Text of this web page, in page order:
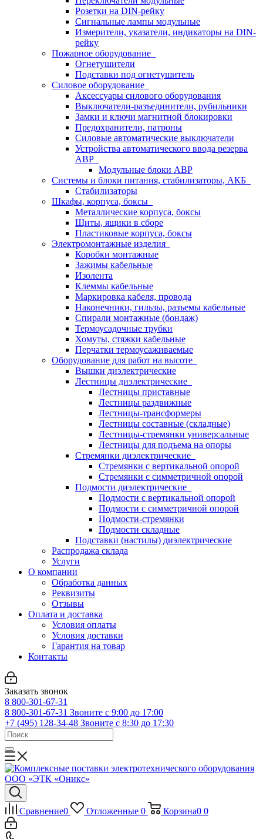
Розетки на DIN-рейку
Сигнальные лампы модульные
Измерители, указатели, индикаторы на DIN-
рейку
Пожарное оборудование
Огнетушители
Подставки под огнетушитель
Силовое оборудование
Аксессуары силового оборудования
Выключатели-разъединители, рубильники
Замки и ключи магнитной блокировки
Предохранители, патроны
Силовые автоматические выключатели
Устройства автоматического ввода резерва
АВР
Модульные блоки АВР
Системы и блоки питания, стабилизаторы, АКБ
Стабилизаторы
Шкафы, корпуса, боксы
Металлические корпуса, боксы
Щиты, ящики в сборе
Пластиковые корпуса, боксы
Электромонтажные изделия
Коробки монтажные
Зажимы кабельные
Изолента
Клеммы кабельные
Маркировка кабеля, провода
Наконечники, гильзы, разъемы кабельные
Спирали монтажные (бондаж)
Термоусадочные трубки
Хомуты, стяжки кабельные
Перчатки термоусаживаемые
Оборудование для работ на высоте
Вышки диэлектрические
Лестницы диэлектрические
Лестницы приставные
Лестницы раздвижные
Лестницы-трансформеры
Лестницы составные (складные)
Лестницы-стремянки универсальные
Лестницы для подъема на опоры
Стремянки диэлектрические
Стремянки с вертикальной опорой
Стремянки с симметричной опорой
Подмости диэлектрические
Подмости с вертикальной опорой
Подмости с симметричной опорой
Подмости-стремянки
Подмости складные
Подставки (настилы) диэлектрические
Распродажа склада
Услуги
О компании
Обработка данных
Реквизиты
Отзывы
Оплата и доставка
Условия оплаты
Условия доставки
Гарантия на товар
Контакты
Заказать звонок
8 800-301-67-31
8 800-301-67-31 Звоните с 9:00 до 17:00
+7 (495) 128-34-48 Звоните с 8:30 до 17:30
Сравнение0 Отложенные 0 Корзина0 0